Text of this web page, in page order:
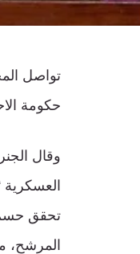
تواصل
حكومة
وقال
تحقق حسم
المرشح،